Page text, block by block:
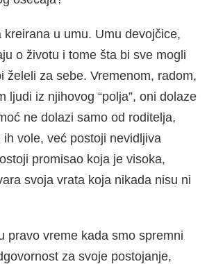
kreirana u umu. Umu devojči­ce,
o životu i tome šta bi sve mogli
želeli za sebe. Vreme­nom, radom,
ljudi iz njihovog “polja”, oni dolaze
ne do­lazi samo od roditelja,
vole, već postoji nevidljiva
pro­misao koja je visoka,
svoja vrata koja nikada nisu ni
pravo vreme kada smo spre­mni
za svoje posto­janje,